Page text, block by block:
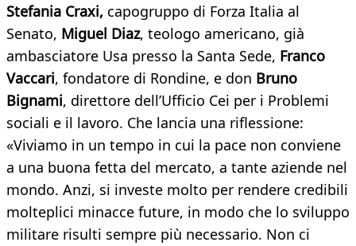
Stefania Craxi, capogruppo di Forza Italia al
Senato, Miguel Diaz, teologo americano, già
ambasciatore Usa presso la Santa Sede, Franco
Vaccari, fondatore di Rondine, e don Bruno
Bignami, direttore dell’Ufficio Cei per i Problemi
sociali e il lavoro. Che lancia una riflessione:
«Viviamo in un tempo in cui la pace non conviene
a una buona fetta del mercato, a tante aziende nel
mondo. Anzi, si investe molto per rendere credibili
molteplici minacce future, in modo che lo sviluppo
militare risulti sempre più necessario. Non ci